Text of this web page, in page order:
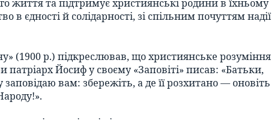
життя та підтримує християнські родини в їхньому
й солідарності, зі спільним почуттям надії
(1900 р.) підкреслював, що християнське розуміння
патріарх Йосиф у своєму «Заповіті» писав: «Батьки,
вам: збережіть, а де її розхитано — оновіть